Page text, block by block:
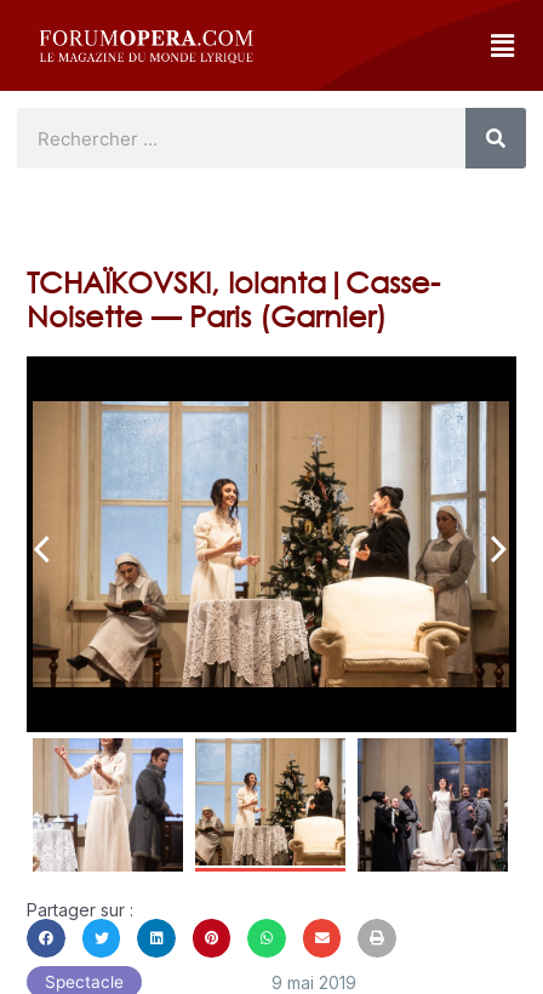
TCHAÏKOVSKI, Iolanta|Casse-
Noisette — Paris (Garnier)
arrow_back_ios arrow_forward_ios
Partager sur :
Spectacle 9 mai 2019